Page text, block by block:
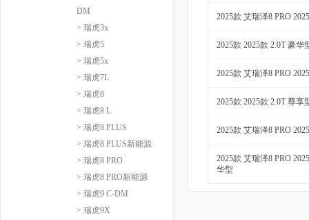
DM
> 瑞虎3x
> 瑞虎5
> 瑞虎5x
> 瑞虎7L
> 瑞虎8
> 瑞虎8 L
> 瑞虎8 PLUS
> 瑞虎8 PLUS新能源
> 瑞虎8 PRO
> 瑞虎8 PRO新能源
> 瑞虎9 C-DM
> 瑞虎9X
2025款 艾瑞泽8 PRO
2025款 2025款 2.0T 豪华
2025款 艾瑞泽8 PRO
2025款 2025款 2.0T 尊享
2025款 艾瑞泽8 PRO
2025款 艾瑞泽8 PRO
华型